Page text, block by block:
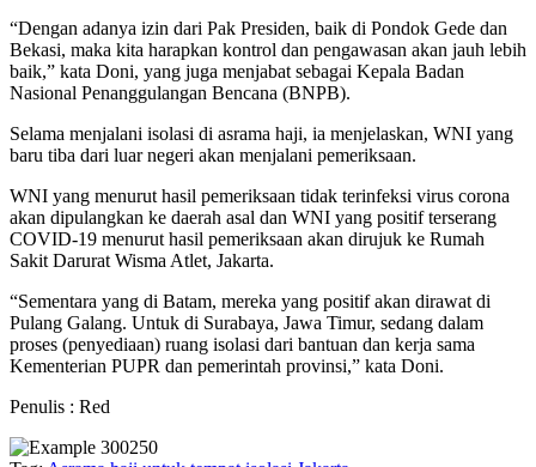
“Dengan adanya izin dari Pak Presiden, baik di Pondok Gede dan
Bekasi, maka kita harapkan kontrol dan pengawasan akan jauh lebih
baik,” kata Doni, yang juga menjabat sebagai Kepala Badan
Nasional Penanggulangan Bencana (BNPB).
Selama menjalani isolasi di asrama haji, ia menjelaskan, WNI yang
baru tiba dari luar negeri akan menjalani pemeriksaan.
WNI yang menurut hasil pemeriksaan tidak terinfeksi virus corona
akan dipulangkan ke daerah asal dan WNI yang positif terserang
COVID-19 menurut hasil pemeriksaan akan dirujuk ke Rumah
Sakit Darurat Wisma Atlet, Jakarta.
“Sementara yang di Batam, mereka yang positif akan dirawat di
Pulang Galang. Untuk di Surabaya, Jawa Timur, sedang dalam
proses (penyediaan) ruang isolasi dari bantuan dan kerja sama
Kementerian PUPR dan pemerintah provinsi,” kata Doni.
Penulis : Red